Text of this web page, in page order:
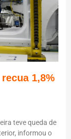
1,8%
teve queda de
informou o